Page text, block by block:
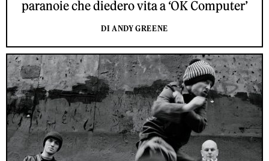
paranoie che diedero vita a ‘OK Computer’
DI ANDY GREENE